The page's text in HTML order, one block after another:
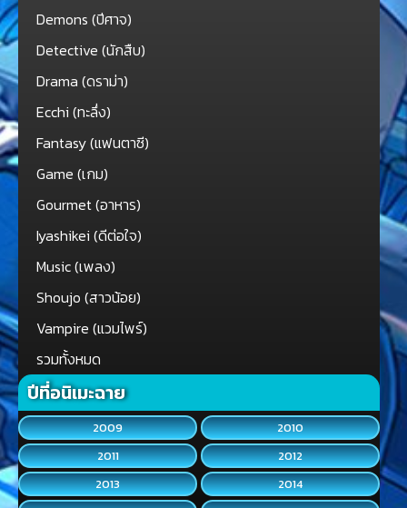
Demons (ปีศาจ)
Detective (นักสืบ)
Drama (ดราม่า)
Ecchi (ทะลึ่ง)
Fantasy (แฟนตาซี)
Game (เกม)
Gourmet (อาหาร)
Iyashikei (ดีต่อใจ)
Music (เพลง)
Shoujo (สาวน้อย)
Vampire (แวมไพร์)
รวมทั้งหมด
ปีที่อนิเมะฉาย
2009
2010
2011
2012
2013
2014